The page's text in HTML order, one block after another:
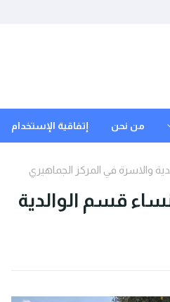
من نحن إتفاقية الإستخدام
والاسرة في المركز الجماهيري
قسم الوالدية